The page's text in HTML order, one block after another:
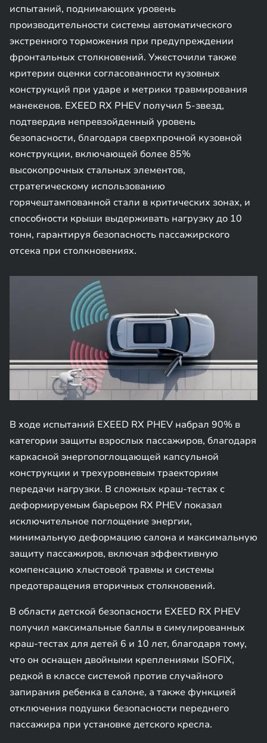
испытаний, поднимающих уровень
производительности системы автоматического
экстренного торможения при предупреждении
фронтальных столкновений. Ужесточили также
критерии оценки согласованности кузовных
конструкций при ударе и метрики травмирования
манекенов. EXEED RX PHEV получил 5-звезд,
подтвердив непревзойденный уровень
безопасности, благодаря сверхпрочной кузовной
конструкции, включающей более 85%
высокопрочных стальных элементов,
стратегическому использованию
горячештампованной стали в критических зонах, и
способности крыши выдерживать нагрузку до 10
тонн, гарантируя безопасность пассажирского
отсека при столкновениях.
В ходе испытаний EXEED RX PHEV набрал 90% в
категории защиты взрослых пассажиров, благодаря
каркасной энергопоглощающей капсульной
конструкции и трехуровневым траекториям
передачи нагрузки. В сложных краш-тестах с
деформируемым барьером RX PHEV показал
исключительное поглощение энергии,
минимальную деформацию салона и максимальную
защиту пассажиров, включая эффективную
компенсацию хлыстовой травмы и системы
предотвращения вторичных столкновений.
В области детской безопасности EXEED RX PHEV
получил максимальные баллы в симулированных
краш-тестах для детей 6 и 10 лет, благодаря тому,
что он оснащен двойными креплениями ISOFIX,
редкой в классе системой против случайного
запирания ребенка в салоне, а также функцией
отключения подушки безопасности переднего
пассажира при установке детского кресла.